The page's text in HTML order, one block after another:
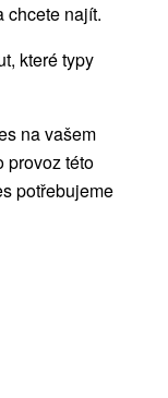
chcete najít.
které typy
na vašem
provoz této
potřebujeme